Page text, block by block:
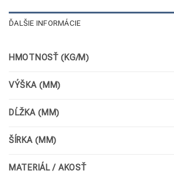
ĎALŠIE INFORMÁCIE
HMOTNOSŤ (KG/M)
VÝŠKA (MM)
DĹŽKA (MM)
ŠÍRKA (MM)
MATERIÁL / AKOSŤ